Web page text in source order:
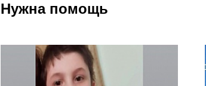
Нужна помощь